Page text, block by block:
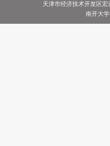
天津市经济技术开发区宏
南开大